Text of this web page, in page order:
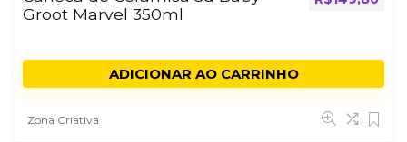
Groot Marvel 350ml
ADICIONAR AO CARRINHO
Zona Criativa